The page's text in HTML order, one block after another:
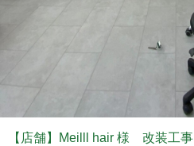
【店舗】Meilll hair 様 改装工事